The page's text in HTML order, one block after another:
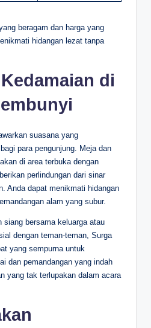
beragam dan harga yang
hidangan lezat tanpa
di
suasana yang
para pengunjung. Meja dan
di area terbuka dengan
perlindungan dari sinar
Anda dapat menikmati hidangan
alam yang subur.
siang bersama keluarga atau
dengan teman-teman, Surga
yang sempurna untuk
dan pemandangan yang indah
yang tak terlupakan dalam acara